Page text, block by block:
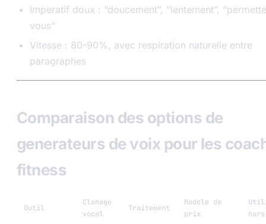
Imperatif doux : “doucement”, “lentement”,
vous”
Vitesse : 80-90%, avec respiration naturelle entre
paragraphes
Comparaison des options de
generateurs de voix pour les
fitness
Outil
Clonage
vocal
Traitement
Modele de
prix